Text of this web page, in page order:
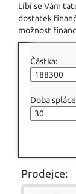
Líbí se Vám
dostatek
možnost
Částka:
Doba
Prodejce: